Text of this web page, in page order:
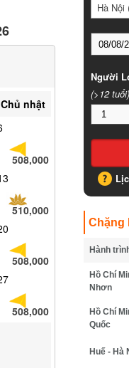
Chủ nhật
508,000
510,000
508,000
508,000
Hà Nội
Người
(>12 tuổi)
Chặng
Hành trình*
Hồ Chí
Nhơn
Hồ Chí
Quốc
Huế - Hà